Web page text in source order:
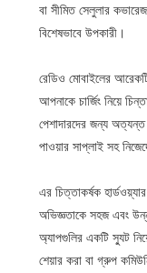
বা সীমিত সেলুলার
বিশেষভাবে উপকারী।
রেডিও মোবাইলের
আপনাকে চার্জিং নিয়ে
পেশাদারদের জন্য অত্যন্ত
পাওয়ার সাপ্লাই সহ
এর চিত্তাকর্ষক
অভিজ্ঞতাকে সহজ এবং
অ্যাপগুলির একটি স্যুট
শেয়ার করা বা গ্রুপ